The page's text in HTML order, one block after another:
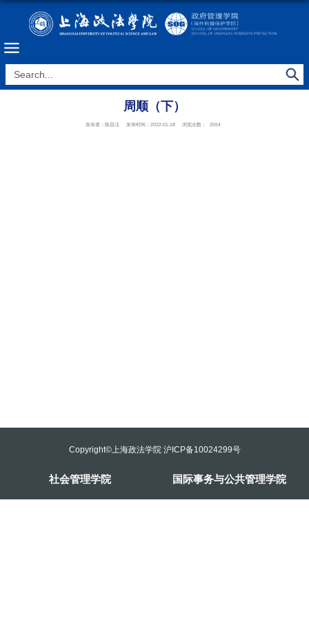
周顺（下）
发布者：陈昌洁 发布时间：2022-01-18 浏览次数： 2554
Copyright©上海政法学院 沪ICP备10024299号
社会管理学院 国际事务与公共管理学院